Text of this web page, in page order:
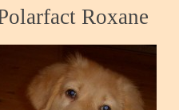
Roxane